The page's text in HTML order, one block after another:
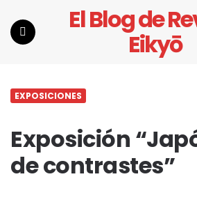
El Blog de
Eikyō
EXPOSICIONES
Exposición
de contrastes”